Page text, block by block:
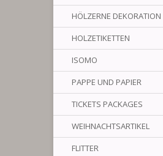
HÖLZERNE DEKORATION
HOLZETIKETTEN
ISOMO
PAPPE UND PAPIER
TICKETS PACKAGES
WEIHNACHTSARTIKEL
FLITTER